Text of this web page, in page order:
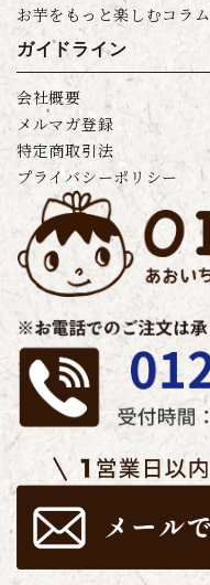
お芋をもっと楽しむコラム
ガイドライン
会社概要
メルマガ登録
特定商取引法
プライバシーポリシー